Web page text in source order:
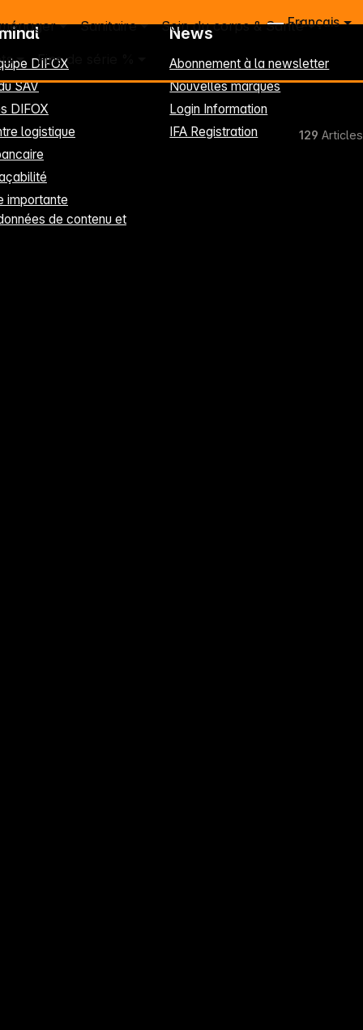
Français
Sanitaire Soin du corps & Santé
Fins de série %
129 Articles
DIFOX
SAV
DIFOX
logistique
importante
de contenu et
News
Abonnement à la newsletter
Nouvelles marques
Login Information
IFA Registration